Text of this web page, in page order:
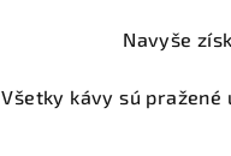
Navyše
Všetky kávy sú